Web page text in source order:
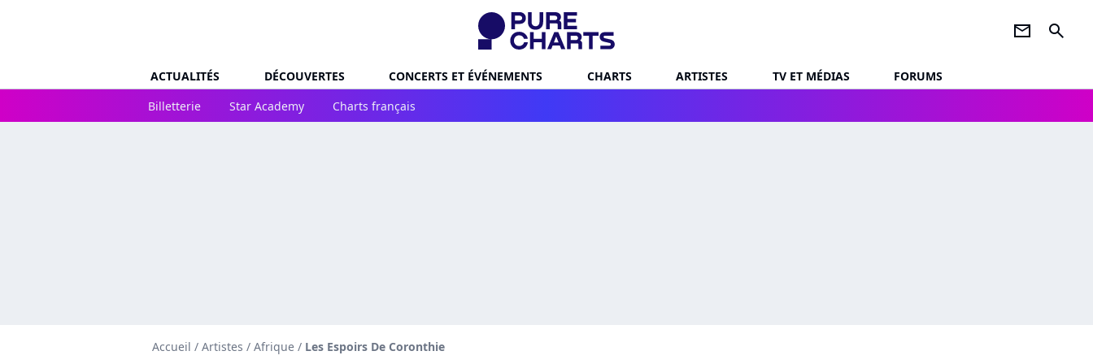
newsletter search
ACTUALITÉS DÉCOUVERTES CONCERTS ET ÉVÉNEMENTS CHARTS ARTISTES TV ET MÉDIAS
FORUMS
Billetterie
Star Academy Charts français
Accueil / Artistes / Afrique / Les Espoirs De Coronthie